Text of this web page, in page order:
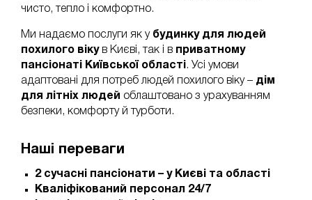
чисто, тепло і комфортно.
Ми надаємо послуги як у будинку для людей
похилого вікув Києві, так і в приватному
пансіонаті Київської області . Усі умови
адаптовані для потреб людей похилого віку – дім
для літніх людей облаштовано з урахуванням
безпеки, комфорту й турботи.
Наші переваги
2 сучасні пансіонати – у Києві та області
Кваліфікований персонал 24/7